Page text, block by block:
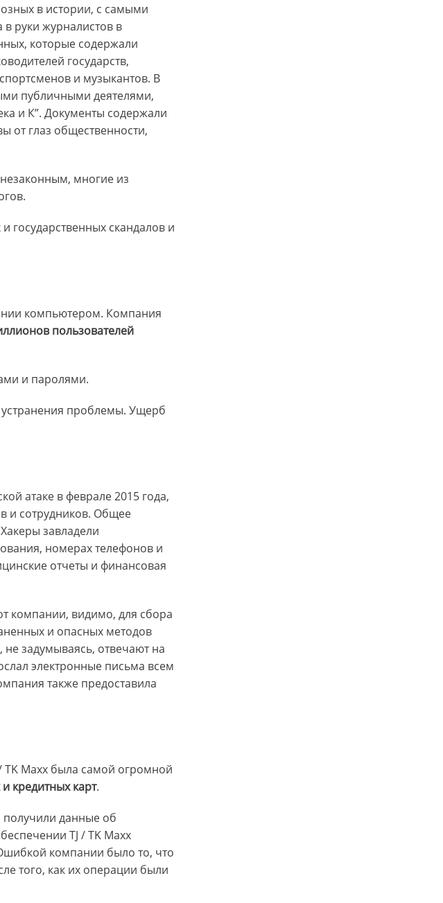
в истории, с самыми
руки журналистов в
которые содержали
государств,
и музыкантов. В
публичными деятелями,
и К”. Документы содержали
от глаз общественности,
многие из
скандалов и
компьютером. Компания
пользователей
и паролями.
устранения проблемы. Ущерб
атаке в феврале 2015 года,
и сотрудников. Общее
завладели
номерах телефонов и
отчеты и финансовая
компании, видимо, для сбора
и опасных методов
задумываясь, отвечают на
электронные письма всем
также предоставила
TK Maxx была самой огромной
кредитных карт.
данные об
TJ / TK Maxx
компании было то, что
того, как их операции были